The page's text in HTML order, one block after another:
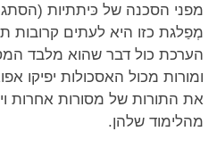
מפני הסכנה של כּיתתיות
מְפַלגת כזו היא לעתים קרובות
הערכת כול דבר שהוא מלבד
ומורות מכול האסכולות יפיקו
את התורות של מסורות אחרות
מהלימוד שלהן.